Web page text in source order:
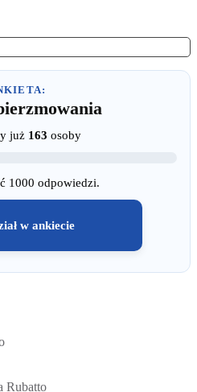
już 163 osoby
1000 odpowiedzi.
w ankiecie
Rubatto